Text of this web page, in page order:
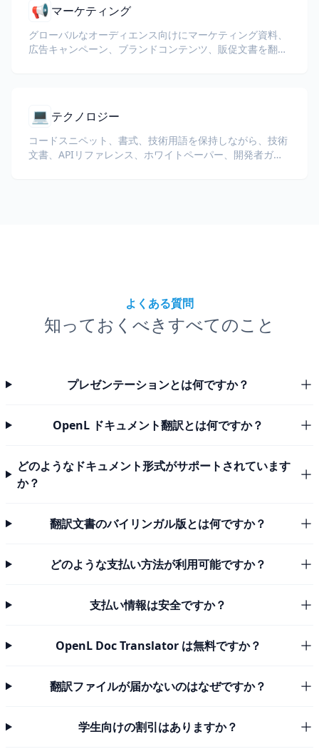
📢 マーケティング
グローバルなオーディエンス向けにマーケティング資料、
広告キャンペーン、ブランドコンテンツ、販促文書を翻訳
💻 テクノロジー
コードスニペット、書式、技術用語を保持しながら、技術
文書、APIリファレンス、ホワイトペーパー、開発者ガイ
よくある質問
知っておくべきすべてのこと
プレゼンテーションとは何ですか？
OpenL ドキュメント翻訳とは何ですか？
どのようなドキュメント形式がサポートされています
か？
翻訳文書のバイリンガル版とは何ですか？
どのような支払い方法が利用可能ですか？
支払い情報は安全ですか？
OpenL Doc Translator は無料ですか？
翻訳ファイルが届かないのはなぜですか？
学生向けの割引はありますか？